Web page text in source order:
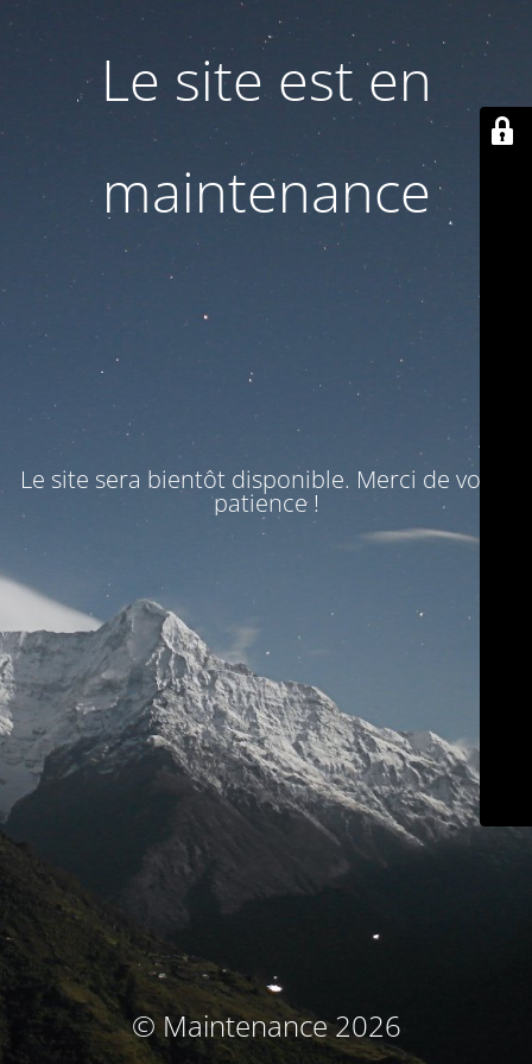
Le site est en
maintenance
Le site sera bientôt disponible. Merci de votre
patience !
© Maintenance 2026